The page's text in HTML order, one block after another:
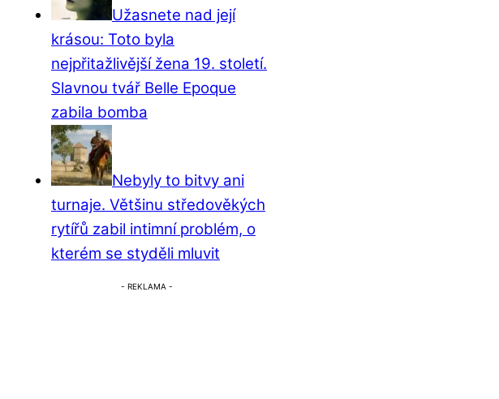
Užasnete nad její
krásou: Toto byla
nejpřitažlivější žena 19. století.
Slavnou tvář Belle Epoque
zabila bomba
Nebyly to bitvy ani
turnaje. Většinu středověkých
rytířů zabil intimní problém, o
kterém se styděli mluvit